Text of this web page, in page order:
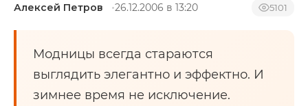
СПОРТ
КУЛЬТУРА
НОВОСТИ
Алексей Петров 26.12.2006 в 13:20 5101
Модницы всегда стараются
выглядить элегантно и эффектно. И
зимнее время не исключение.